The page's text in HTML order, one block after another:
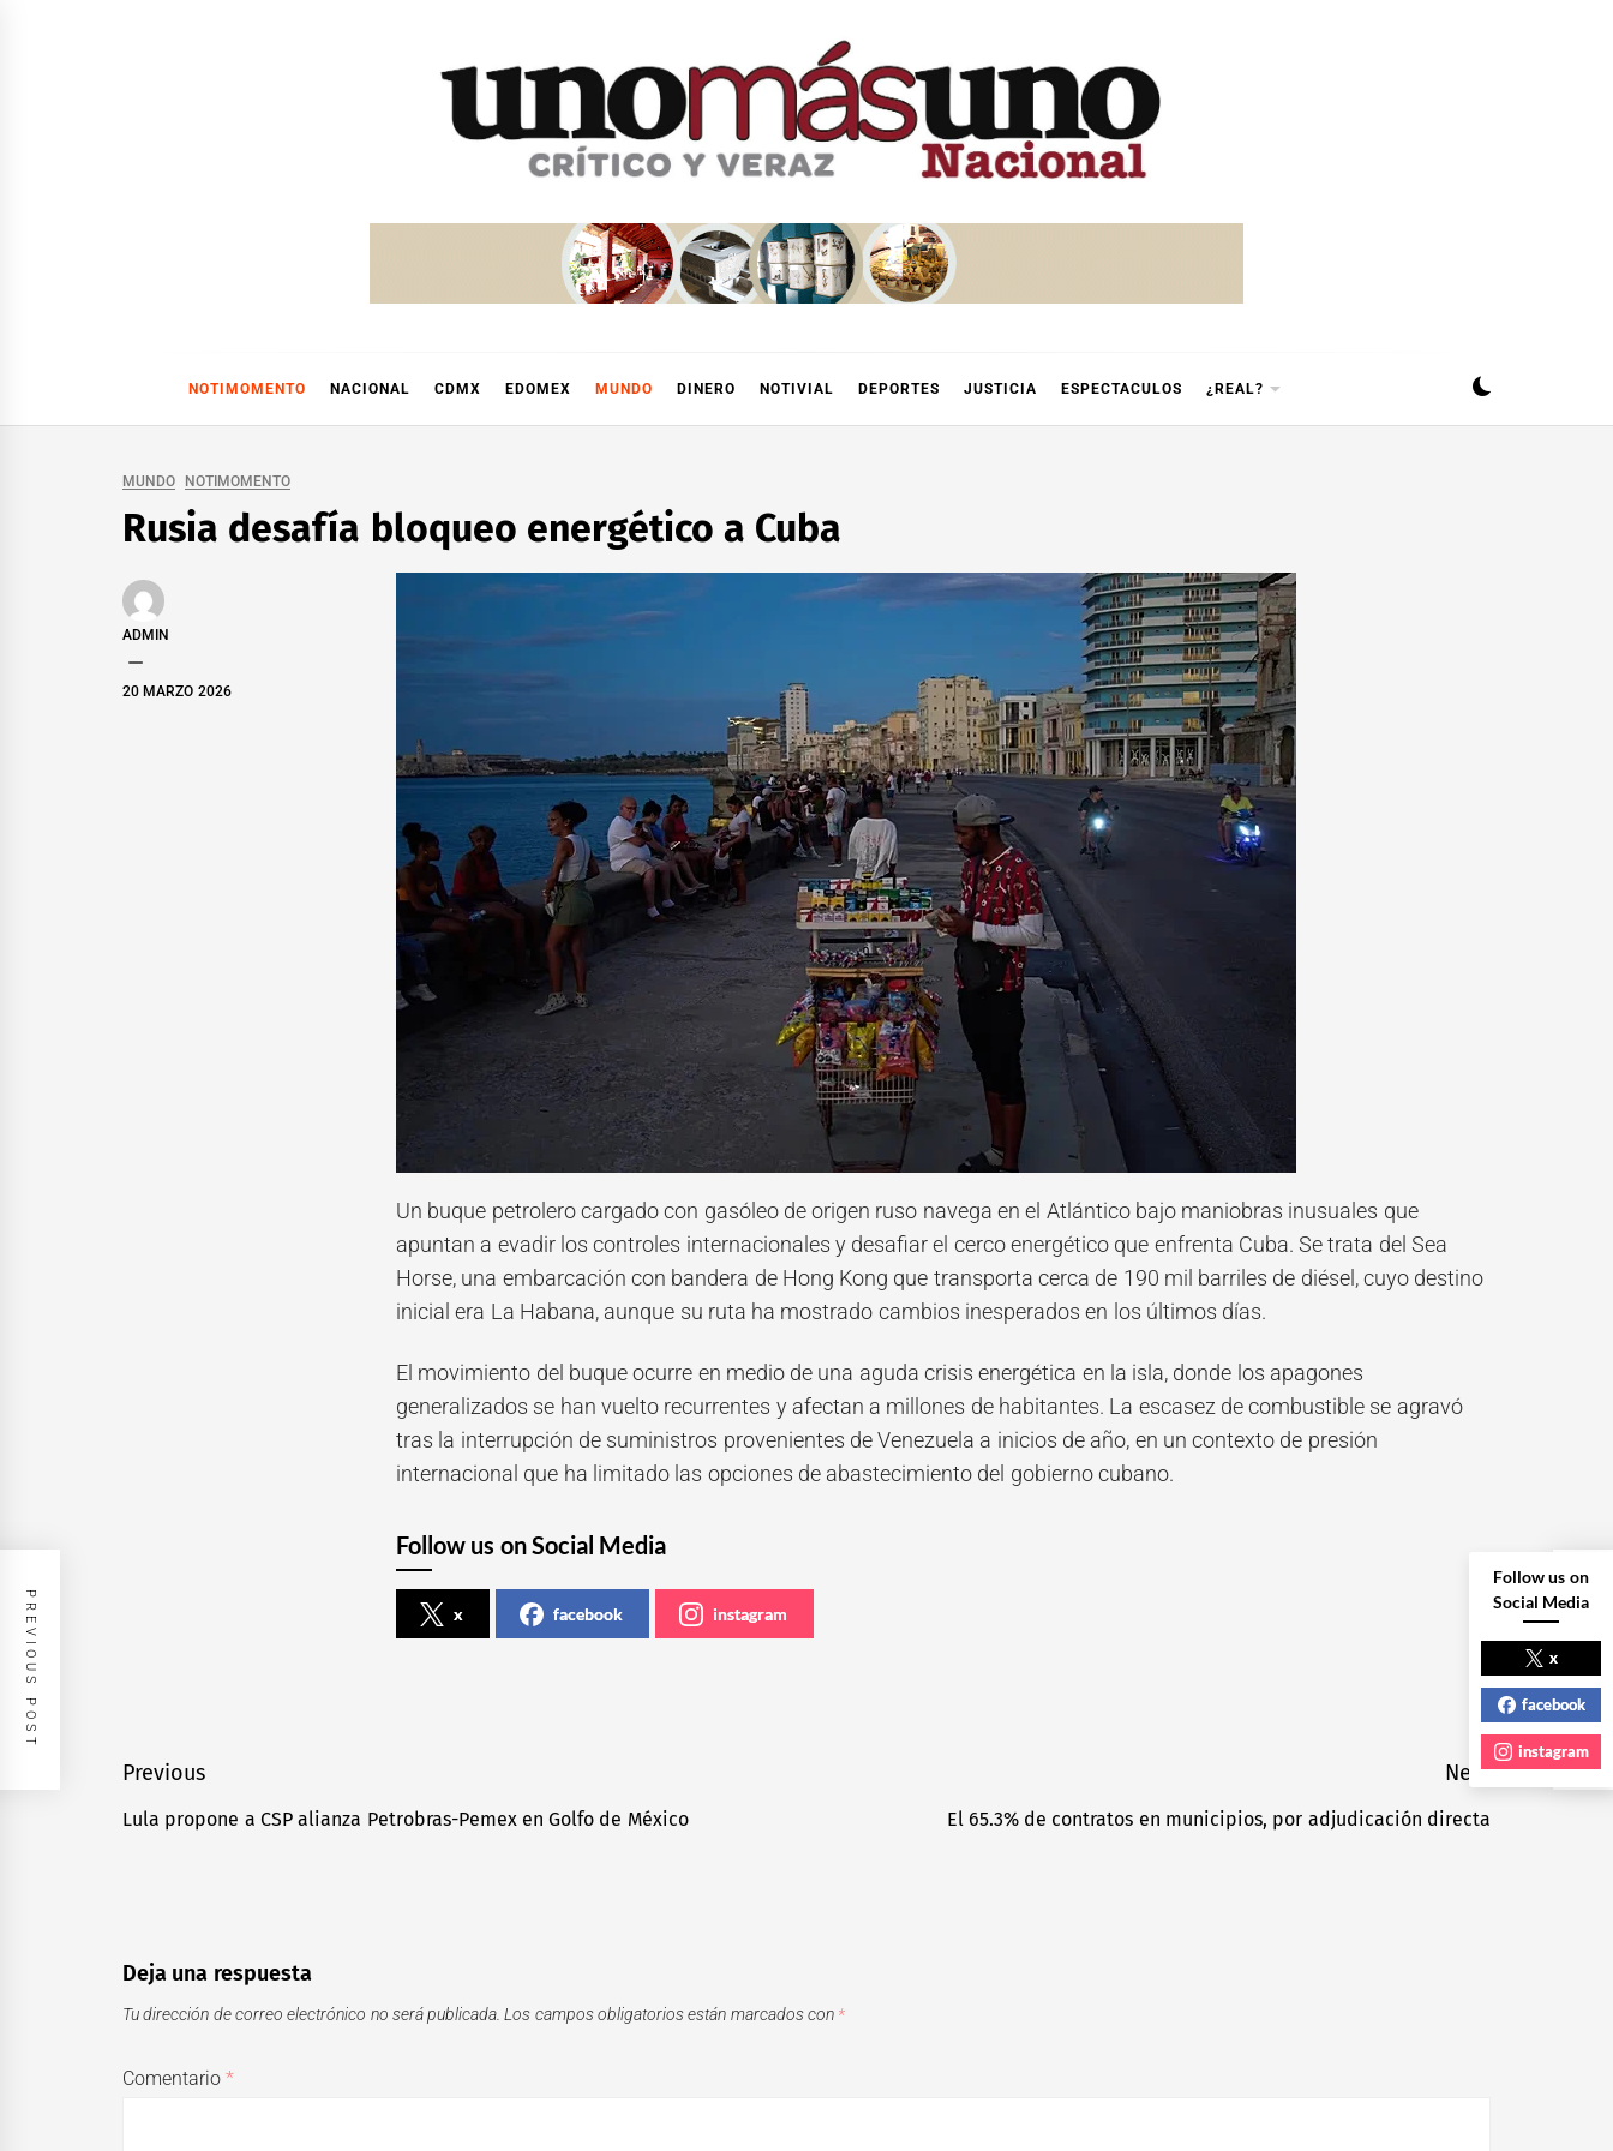
NOTIMOMENTO NACIONAL CDMX EDOMEX MUNDO DINERO NOTIVIAL DEPORTES JUSTICIA ESPECTACULOS ¿REAL?
MUNDO NOTIMOMENTO
Rusia desafía bloqueo energético a Cuba
ADMIN
20 MARZO 2026
Un buque petrolero cargado con gasóleo de origen ruso navega en el Atlántico bajo maniobras inusuales que
apuntan a evadir los controles internacionales y desafiar el cerco energético que enfrenta Cuba. Se trata del Sea
Horse, una embarcación con bandera de Hong Kong que transporta cerca de 190 mil barriles de diésel, cuyo destino
inicial era La Habana, aunque su ruta ha mostrado cambios inesperados en los últimos días.
El movimiento del buque ocurre en medio de una aguda crisis energética en la isla, donde los apagones
generalizados se han vuelto recurrentes y afectan a millones de habitantes. La escasez de combustible se agravó
tras la interrupción de suministros provenientes de Venezuela a inicios de año, en un contexto de presión
internacional que ha limitado las opciones de abastecimiento del gobierno cubano.
Follow us on Social Media
x facebook instagram
Navegación
de
Previous
Previous
Lula propone a CSP alianza Petrobras-Pemex en Golfo de México
Next
El 65.3% de contratos en municipios, por adjudicación directa
PREVIOUS POST NEXT POST
Deja una respuesta
Tu dirección de correo electrónico no será publicada. Los campos obligatorios están marcados con *
Comentario*
Follow us on
Social Media
x
facebook
instagram